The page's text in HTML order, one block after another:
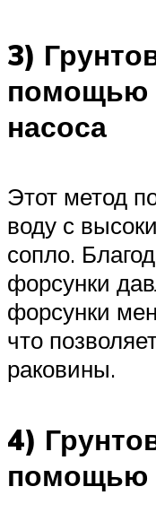
3)
помощью
насоса
Этот метод
воду с
сопло.
форсунки
форсунки
что
раковины.
4)
помощью